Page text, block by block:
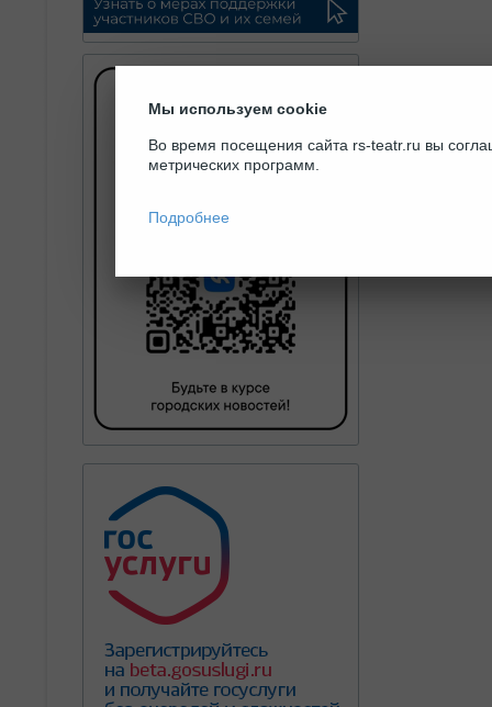
Мы используем cookie
Во время посещения сайта rs-teatr.ru вы
метрических программ.
Подробнее